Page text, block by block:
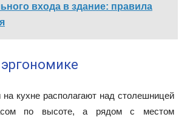
входа в здание: правила
на кухне располагают над столешницей
по высоте, а рядом с местом